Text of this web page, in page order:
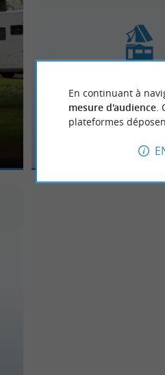
Camping
Campings, Mobil
En continuant à
mesure d'audience.
plateformes